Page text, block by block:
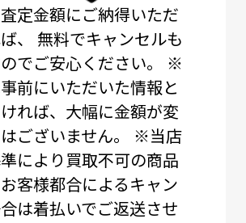
定金額にご納得いただ
、
無料でキャンセルも
でご安心ください。
※
前にいただいた情報と
れば、大幅に金額が変
ございません。
※当店
により買取不可の商品
客様都合によるキャン
は着払いでご返送させ